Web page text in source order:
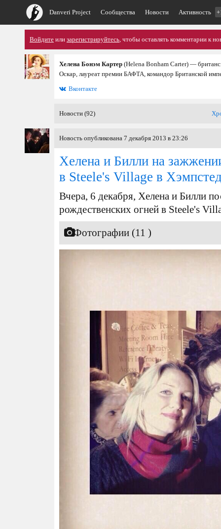
Danveri Project Сообщества Новости Активность
Войдите или зарегистрируйтесь, чтобы оставлять комментарии к
Хелена Бонэм Картер (Helena Bonham Carter) —
Оскар, лауреат премии БАФТА, командор Британской
Вконтакте
Новости (92)
Новость опубликована 7 декабря 2013 в 23:26
Хелена и Билли на
в Steele's Village в
Вчера, 6 декабря, Хелена и Билли
рождественских огней в Steele's
Фотографии (11 )